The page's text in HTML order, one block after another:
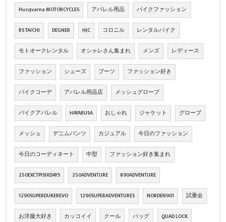
Husqvarna MOTORCYCLES アパレル用品 バイクファッション
RS TAICHI DEGNER HJC コロニル レンタルバイク
モトオークレンタル オシャレさん集まれ メンズ レディース
ファッション シューズ ブーツ ファッション好き
バイクコーデ アパレル用品店 メッシュグローブ
バイクアパレル HAYABUSA おしゃれ ジャケット グローブ
メッシュ デニムパンツ カジュアル 今日のファッション
今日のコーディネート 中型 ファッション好き集まれ
250EXCTPISIXDAYS 250ADVENTURE 890ADVENTURE
1290SUPERDUKEREVO 1290SUPERADVENTURES NORDEN901 試乗会
お洋服大好き カッコイイ クール バッグ QUAD LOCK